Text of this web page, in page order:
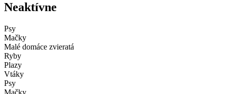
Neaktívne
Psy
Mačky
Malé domáce zvieratá
Ryby
Plazy
Vtáky
Psy
Mačky